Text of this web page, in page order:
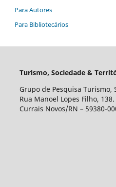
Para Autores
Para Bibliotecários
Turismo, Sociedade &
Grupo de Pesquisa Turismo,
Rua Manoel Lopes Filho,
Currais Novos/RN – 59380-